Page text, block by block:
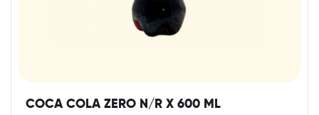
COCA COLA ZERO N/R X 600 ML